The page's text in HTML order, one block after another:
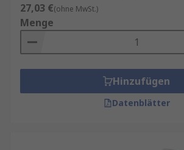
27,03 €(ohne MwSt.)
Menge
Hinzufügen
Datenblätter